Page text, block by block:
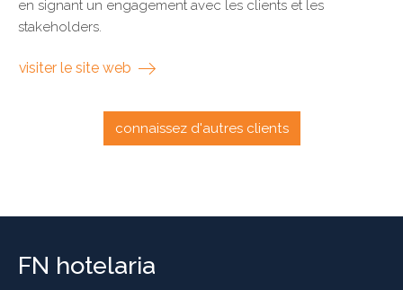
en signant un engagement avec les clients et les
stakeholders.
visiter le site web
connaissez d'autres clients
FN hotelaria